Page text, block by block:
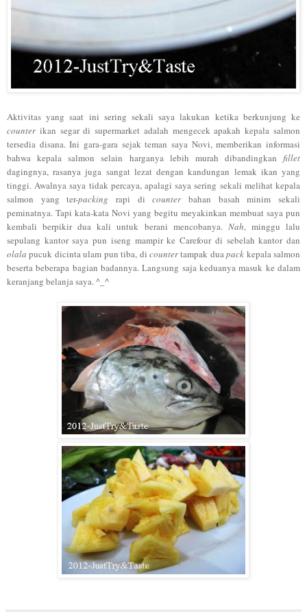
Aktivitas yang saat ini sering sekali saya lakukan ketika berkunjung ke
counter ikan segar di supermarket adalah mengecek apakah kepala salmon
tersedia disana. Ini gara-gara sejak teman saya Novi, memberikan informasi
bahwa kepala salmon selain harganya lebih murah dibandingkan fillet
dagingnya, rasanya juga sangat lezat dengan kandungan lemak ikan yang
tinggi. Awalnya saya tidak percaya, apalagi saya sering sekali melihat kepala
salmon yang ter-packingrapi dicounterbahan basah minim sekali
peminatnya. Tapi kata-kata Novi yang begitu meyakinkan membuat saya pun
kembali berpikir dua kali untuk berani mencobanya. Nah, minggu lalu
sepulang kantor saya pun iseng mampir ke Carefour di sebelah kantor dan
olala pucuk dicinta ulam pun tiba, di countertampak duapack kepala salmon
beserta beberapa bagian badannya. Langsung saja keduanya masuk ke dalam
keranjang belanja saya. ^_^